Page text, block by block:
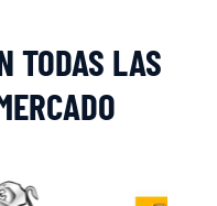
TODAS LAS